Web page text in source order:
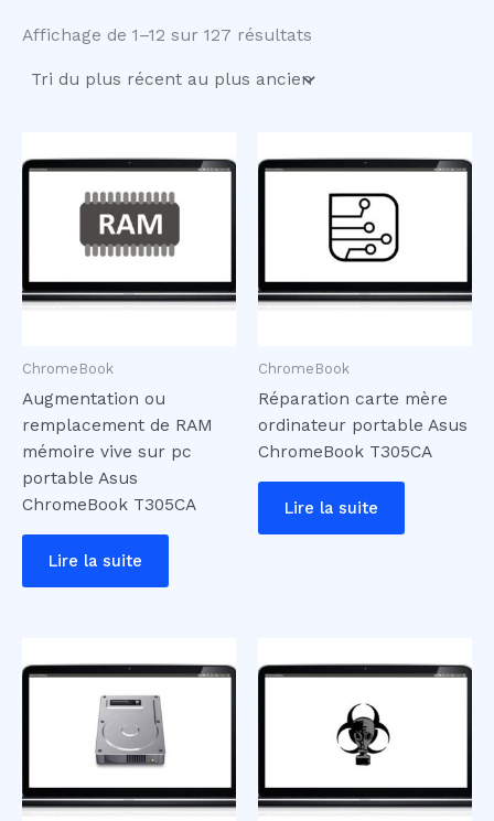
Affichage de 1–12 sur 127 résultats
récent
ChromeBook
Augmentation ou
remplacement de RAM
mémoire vive sur pc
portable Asus
ChromeBook T305CA
Lire la suite
ChromeBook
Réparation carte mère
ordinateur portable Asus
ChromeBook T305CA
Lire la suite